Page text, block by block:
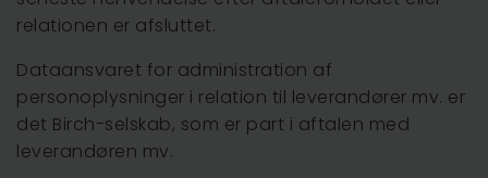
relationen er afsluttet.
Dataansvaret for administration af
personoplysninger i relation til leverandører mv. er
det Birch-selskab, som er part i aftalen med
leverandøren mv.